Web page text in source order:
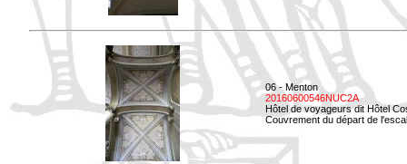
06 - Menton
20160600546NUC2A
Hôtel de voyageurs dit Hôtel
Couvrement du départ de